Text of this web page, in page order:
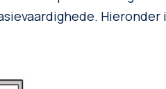
Hieronder